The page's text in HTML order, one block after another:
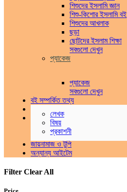
শিশুদের ইসলামি জ্ঞান
শিশু-কিশোর ইসলামি বই
শিশুদের আখলাক
ছড়া
ছোটদের ইসলাম শিক্ষা
সবগুলো দেখুন
প্যাকেজ
প্যাকেজ
সবগুলো দেখুন
বই সম্পর্কিত তথ্য
লেখক
বিষয়
প্রকাশনী
পুরাতন বই
ক্রয়
বিক্রয়
জায়নামাজ ও টুপি
অন্যান্য আইটেম
Filter Clear All